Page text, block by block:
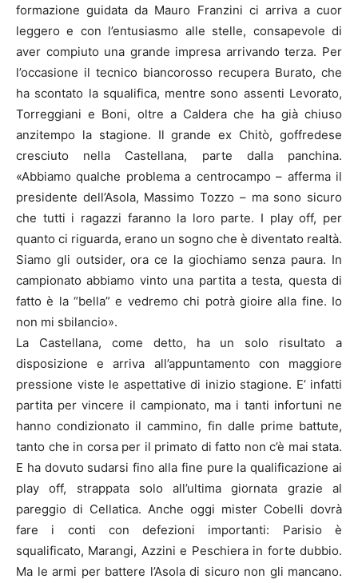
formazione guidata da Mauro Franzini ci arriva a cuor
leggero e con l’entusiasmo alle stelle, consapevole di
aver compiuto una grande impresa arrivando terza. Per
l’occasione il tecnico biancorosso recupera Burato, che
ha scontato la squalifica, mentre sono assenti Levorato,
Torreggiani e Boni, oltre a Caldera che ha già chiuso
anzitempo la stagione. Il grande ex Chitò, goffredese
cresciuto nella Castellana, parte dalla panchina.
«Abbiamo qualche problema a centrocampo – afferma il
presidente dell’Asola, Massimo Tozzo – ma sono sicuro
che tutti i ragazzi faranno la loro parte. I play off, per
quanto ci riguarda, erano un sogno che è diventato realtà.
Siamo gli outsider, ora ce la giochiamo senza paura. In
campionato abbiamo vinto una partita a testa, questa di
fatto è la “bella” e vedremo chi potrà gioire alla fine. Io
non mi sbilancio».
La Castellana, come detto, ha un solo risultato a
disposizione e arriva all’appuntamento con maggiore
pressione viste le aspettative di inizio stagione. E’ infatti
partita per vincere il campionato, ma i tanti infortuni ne
hanno condizionato il cammino, fin dalle prime battute,
tanto che in corsa per il primato di fatto non c’è mai stata.
E ha dovuto sudarsi fino alla fine pure la qualificazione ai
play off, strappata solo all’ultima giornata grazie al
pareggio di Cellatica. Anche oggi mister Cobelli dovrà
fare i conti con defezioni importanti: Parisio è
squalificato, Marangi, Azzini e Peschiera in forte dubbio.
Ma le armi per battere l’Asola di sicuro non gli mancano.